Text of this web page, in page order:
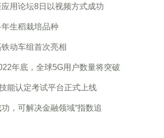
用论坛8日以视频方式成功
生稻栽培品种
动车组首次亮相
年底，全球5G用户数量将突破
能认定考试平台正式上线
，可解决金融领域“指数追